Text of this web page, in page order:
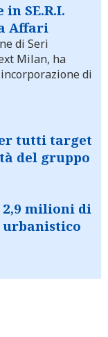
SE.R.I.
Affari
di Seri
Milan, ha
di
tutti target
del gruppo
2,9 milioni di
urbanistico